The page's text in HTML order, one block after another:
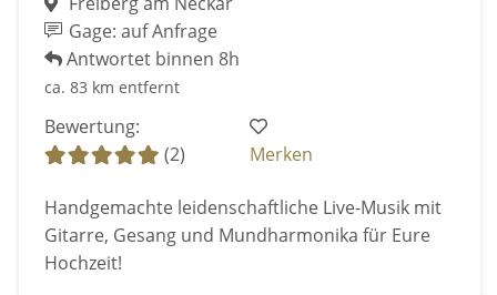
Gage: auf Anfrage
Antwortet binnen 8h
ca. 83 km entfernt
Bewertung:
(2)
Merken
Handgemachte leidenschaftliche Live-Musik mit
Gitarre, Gesang und Mundharmonika für Eure
Hochzeit!